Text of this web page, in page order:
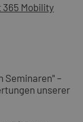
365 Mobility
Seminaren" –
unserer